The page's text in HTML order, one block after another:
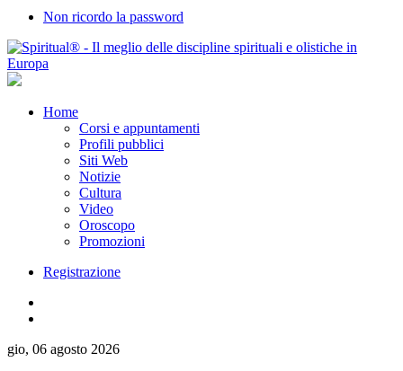
Non ricordo la password
Home
Corsi e appuntamenti
Profili pubblici
Siti Web
Notizie
Cultura
Video
Oroscopo
Promozioni
Registrazione
gio, 06 agosto 2026